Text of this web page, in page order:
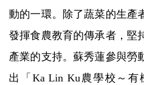
動的一環。
除了蔬菜的生產
發揮食農教育的傳承者，堅
產業的支持。蘇秀蓮參與勞
出「Ka Lin Ku農學校～